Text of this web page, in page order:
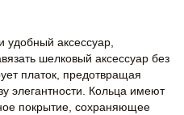
удобный аксессуар,
шелковый аксессуар без
платок, предотвращая
элегантности. Кольца имеют
покрытие, сохраняющее